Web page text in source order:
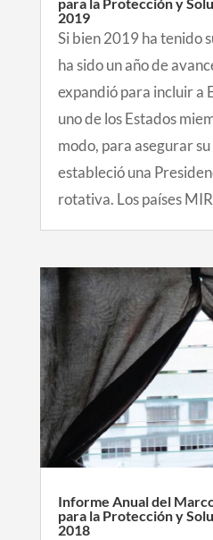
2019
Si bien 2019 ha tenido
ha sido un año de
expandió para incluir a
uno de los Estados
modo, para asegurar
estableció una
rotativa. Los países
Informe Anual del
para la Protección y
2018